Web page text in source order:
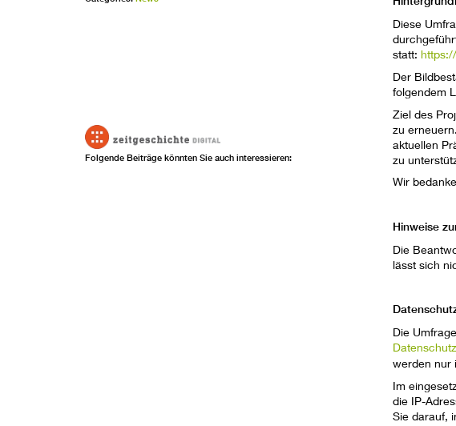
Diese
statt:
Der
folgendem
Ziel des
zu
aktuellen
zu
Wir
Hinweise
Die
lässt sich
Die
werden nur
Im
die IP-
Sie darauf,
Folgende Beiträge könnten Sie auch interessieren: